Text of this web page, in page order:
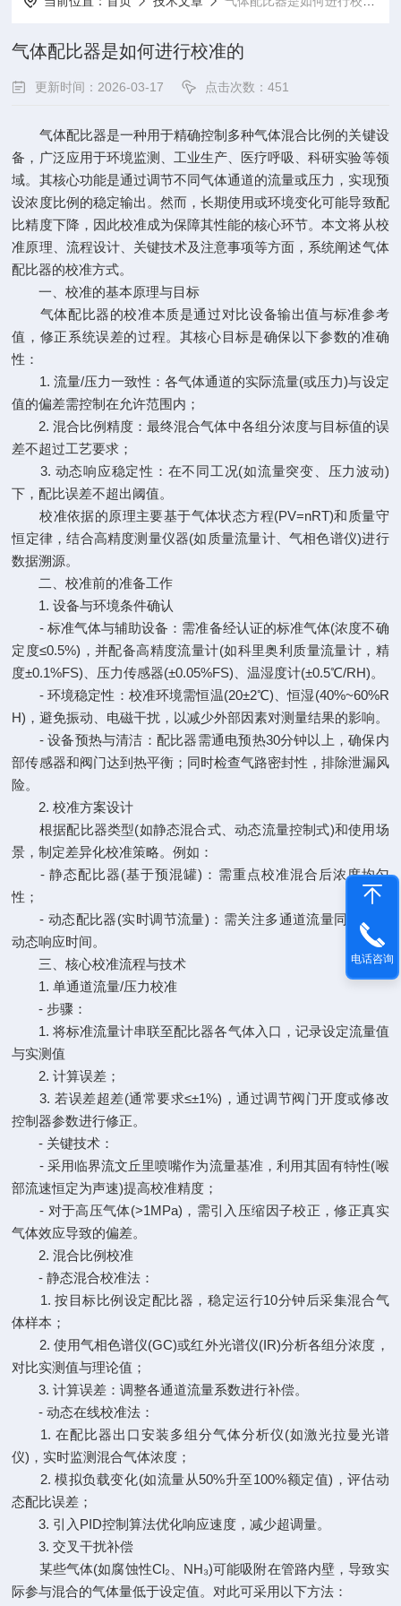
气体配比器是如何进行校准的
更新时间：2026-03-17 点击次数：451
气体配比器是一种用于精确控制多种气体混合比例的关键设
备，广泛应用于环境监测、工业生产、医疗呼吸、科研实验等领
域。其核心功能是通过调节不同气体通道的流量或压力，实现预
设浓度比例的稳定输出。然而，长期使用或环境变化可能导致配
比精度下降，因此校准成为保障其性能的核心环节。本文将从校
准原理、流程设计、关键技术及注意事项等方面，系统阐述气体
配比器的校准方式。
一、校准的基本原理与目标
气体配比器的校准本质是通过对比设备输出值与标准参考
值，修正系统误差的过程。其核心目标是确保以下参数的准确
性：
1. 流量/压力一致性：各气体通道的实际流量(或压力)与设定
值的偏差需控制在允许范围内；
2. 混合比例精度：最终混合气体中各组分浓度与目标值的误
差不超过工艺要求；
3. 动态响应稳定性：在不同工况(如流量突变、压力波动)
下，配比误差不超出阈值。
校准依据的原理主要基于气体状态方程(PV=nRT)和质量守
恒定律，结合高精度测量仪器(如质量流量计、气相色谱仪)进行
数据溯源。
二、校准前的准备工作
1. 设备与环境条件确认
- 标准气体与辅助设备：需准备经认证的标准气体(浓度不确
定度≤0.5%)，并配备高精度流量计(如科里奥利质量流量计，精
度±0.1%FS)、压力传感器(±0.05%FS)、温湿度计(±0.5℃/RH)。
- 环境稳定性：校准环境需恒温(20±2℃)、恒湿(40%~60%R
H)，避免振动、电磁干扰，以减少外部因素对测量结果的影响。
- 设备预热与清洁：配比器需通电预热30分钟以上，确保内
部传感器和阀门达到热平衡；同时检查气路密封性，排除泄漏风
险。
2. 校准方案设计
根据配比器类型(如静态混合式、动态流量控制式)和使用场
景，制定差异化校准策略。例如：
- 静态配比器(基于预混罐)：需重点校准混合后浓度均匀
性；
- 动态配比器(实时调节流量)：需关注多通道流量同步性及
动态响应时间。
三、核心校准流程与技术
1. 单通道流量/压力校准
- 步骤：
1. 将标准流量计串联至配比器各气体入口，记录设定流量值
与实测值
2. 计算误差；
3. 若误差超差(通常要求≤±1%)，通过调节阀门开度或修改
控制器参数进行修正。
- 关键技术：
- 采用临界流文丘里喷嘴作为流量基准，利用其固有特性(喉
部流速恒定为声速)提高校准精度；
- 对于高压气体(>1MPa)，需引入压缩因子校正，修正真实
气体效应导致的偏差。
2. 混合比例校准
- 静态混合校准法：
1. 按目标比例设定配比器，稳定运行10分钟后采集混合气
体样本；
2. 使用气相色谱仪(GC)或红外光谱仪(IR)分析各组分浓度，
对比实测值与理论值；
3. 计算误差：调整各通道流量系数进行补偿。
- 动态在线校准法：
1. 在配比器出口安装多组分气体分析仪(如激光拉曼光谱
仪)，实时监测混合气体浓度；
2. 模拟负载变化(如流量从50%升至100%额定值)，评估动
态配比误差；
3. 引入PID控制算法优化响应速度，减少超调量。
3. 交叉干扰补偿
某些气体(如腐蚀性Cl₂、NH₃)可能吸附在管路内壁，导致实
际参与混合的气体量低于设定值。对此可采用以下方法：
电话咨询